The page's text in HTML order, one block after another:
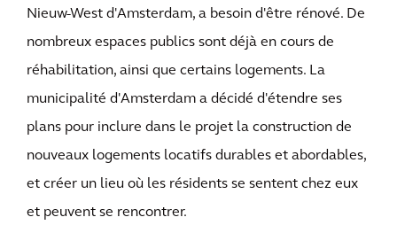
Nieuw-West d'Amsterdam, a besoin d'être rénové. De
nombreux espaces publics sont déjà en cours de
réhabilitation, ainsi que certains logements. La
municipalité d'Amsterdam a décidé d'étendre ses
plans pour inclure dans le projet la construction de
nouveaux logements locatifs durables et abordables,
et créer un lieu où les résidents se sentent chez eux
et peuvent se rencontrer.